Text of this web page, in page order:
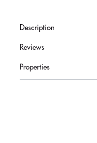
Description
Reviews
Properties